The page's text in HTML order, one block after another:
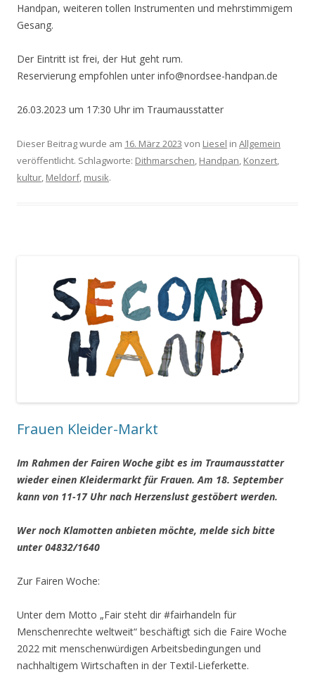
Handpan, weiteren tollen Instrumenten und mehrstimmigem
Gesang.
Der Eintritt ist frei, der Hut geht rum.
Reservierung empfohlen unter info@nordsee-handpan.de
26.03.2023 um 17:30 Uhr im Traumausstatter
Dieser Beitrag wurde am 16. März 2023 von Liesel in Allgemein
veröffentlicht. Schlagworte: Dithmarschen, Handpan, Konzert,
kultur, Meldorf, musik.
Frauen Kleider-Markt
Im Rahmen der Fairen Woche gibt es im Traumausstatter
wieder einen Kleidermarkt für Frauen. Am 18. September
kann von 11-17 Uhr nach Herzenslust gestöbert werden.
Wer noch Klamotten anbieten möchte, melde sich bitte
unter 04832/1640
Zur Fairen Woche:
Unter dem Motto „Fair steht dir #fairhandeln für
Menschenrechte weltweit“ beschäftigt sich die Faire Woche
2022 mit menschenwürdigen Arbeitsbedingungen und
nachhaltigem Wirtschaften in der Textil-Lieferkette.